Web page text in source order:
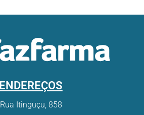
ENDEREÇOS
Rua Itinguçu, 858